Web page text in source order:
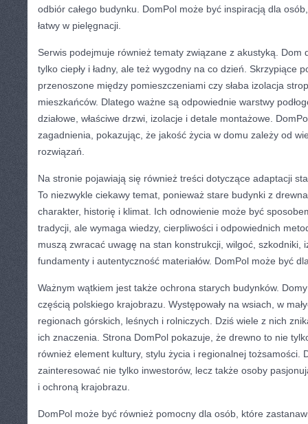
odbiór całego budynku. DomPol może być inspiracją dla
łatwy w pielęgnacji.
Serwis podejmuje również tematy związane z akustyką. Dom
tylko ciepły i ładny, ale też wygodny na co dzień. Skrzypiące
przenoszone między pomieszczeniami czy słaba izolacja
mieszkańców. Dlatego ważne są odpowiednie warstwy
działowe, właściwe drzwi, izolacje i detale montażowe.
zagadnienia, pokazując, że jakość życia w domu zależy od
rozwiązań.
Na stronie pojawiają się również treści dotyczące adaptacji
To niezwykle ciekawy temat, ponieważ stare budynki z
charakter, historię i klimat. Ich odnowienie może być
tradycji, ale wymaga wiedzy, cierpliwości i odpowiednich
muszą zwracać uwagę na stan konstrukcji, wilgoć, szkodniki,
fundamenty i autentyczność materiałów. DomPol może być
Ważnym wątkiem jest także ochrona starych budynków.
częścią polskiego krajobrazu. Występowały na wsiach, w
regionach górskich, leśnych i rolniczych. Dziś wiele z nich
ich znaczenia. Strona DomPol pokazuje, że drewno to nie
również element kultury, stylu życia i regionalnej tożsamości.
zainteresować nie tylko inwestorów, lecz także osoby
i ochroną krajobrazu.
DomPol może być również pomocny dla osób, które